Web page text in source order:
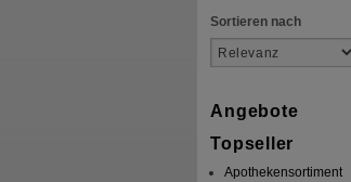
Sortieren nach
Angebote
Topseller
Apothekensortiment